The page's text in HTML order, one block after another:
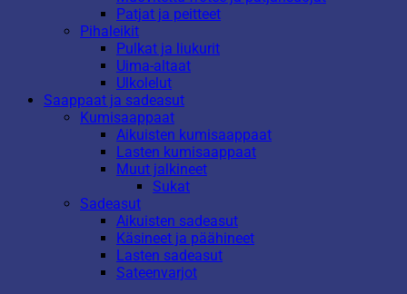
Patjat ja peitteet
Pihaleikit
Pulkat ja liukurit
Uima-altaat
Ulkolelut
Saappaat ja sadeasut
Kumisaappaat
Aikuisten kumisaappaat
Lasten kumisaappaat
Muut jalkineet
Sukat
Sadeasut
Aikuisten sadeasut
Käsineet ja päähineet
Lasten sadeasut
Sateenvarjot